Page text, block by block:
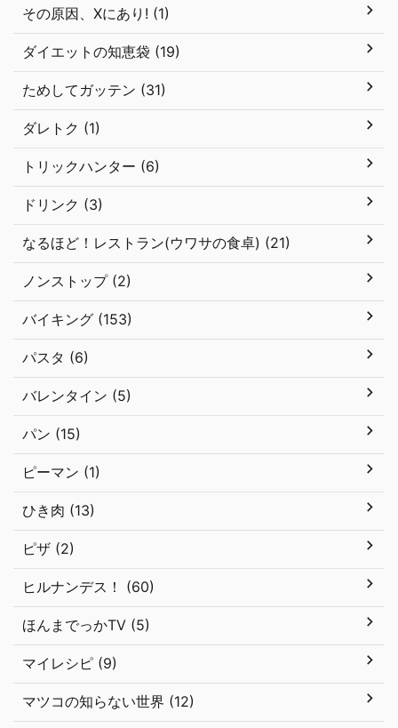
その原因、Xにあり! (1)
ダイエットの知恵袋 (19)
ためしてガッテン (31)
ダレトク (1)
トリックハンター (6)
ドリンク (3)
なるほど！レストラン(ウワサの食卓) (21)
ノンストップ (2)
バイキング (153)
パスタ (6)
バレンタイン (5)
パン (15)
ピーマン (1)
ひき肉 (13)
ピザ (2)
ヒルナンデス！ (60)
ほんまでっかTV (5)
マイレシピ (9)
マツコの知らない世界 (12)